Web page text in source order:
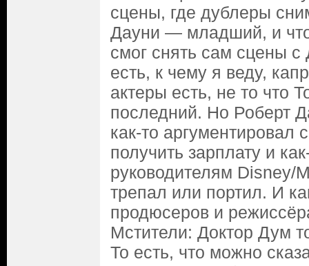
сцены, где дублеры
Дауни — младший, и
смог снять сам сцены
есть, к чему я веду,
актеры есть, не то что
последний. Но Роберт
как-то аргументировал
получить зарплату и
руководителям Disney/
трепал или портил. И
продюсеров и
Мстители: Доктор Дум
То есть, что можно